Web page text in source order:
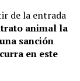
de la entrada
animal la
sanción
en este